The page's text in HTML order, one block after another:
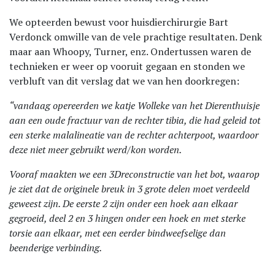
We opteerden bewust voor huisdierchirurgie Bart
Verdonck omwille van de vele prachtige resultaten. Denk
maar aan Whoopy, Turner, enz. Ondertussen waren de
technieken er weer op vooruit gegaan en stonden we
verbluft van dit verslag dat we van hen doorkregen:
“vandaag opereerden we katje Wolleke van het Dierenthuisje
aan een oude fractuur van de rechter tibia, die had geleid tot
een sterke malalineatie van de rechter achterpoot, waardoor
deze niet meer gebruikt werd/kon worden.
Vooraf maakten we een 3Dreconstructie van het bot, waarop
je ziet dat de originele breuk in 3 grote delen moet verdeeld
geweest zijn. De eerste 2 zijn onder een hoek aan elkaar
gegroeid, deel 2 en 3 hingen onder een hoek en met sterke
torsie aan elkaar, met een eerder bindweefselige dan
beenderige verbinding.